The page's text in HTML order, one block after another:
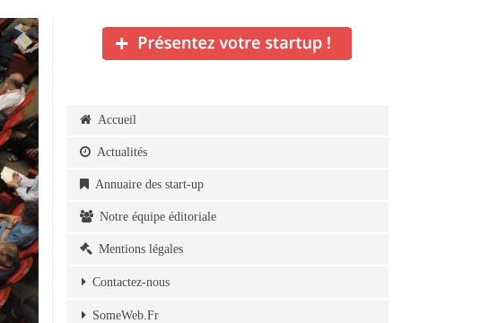
Accueil
Actualités
Annuaire des start-up
Notre équipe éditoriale
Mentions légales
Contactez-nous
SomeWeb.Fr